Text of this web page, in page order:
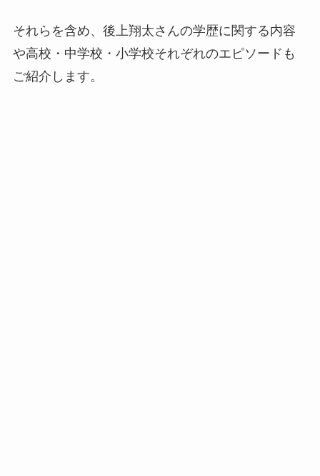
それらを含め、後上翔太さんの学歴に関する内容
や高校・中学校・小学校それぞれのエピソードも
ご紹介します。